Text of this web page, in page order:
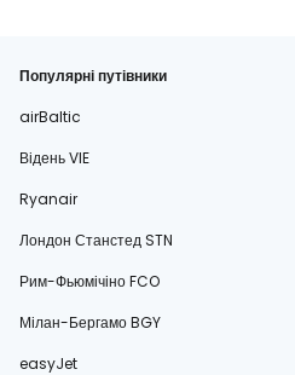
Популярні путівники
airBaltic
Відень VIE
Ryanair
Лондон Станстед STN
Рим-Фьюмічіно FCO
Мілан-Бергамо BGY
easyJet